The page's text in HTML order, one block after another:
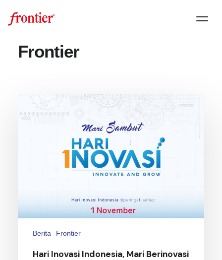
Frontier
Berita Frontier
Hari Inovasi Indonesia, Mari Berinovasi